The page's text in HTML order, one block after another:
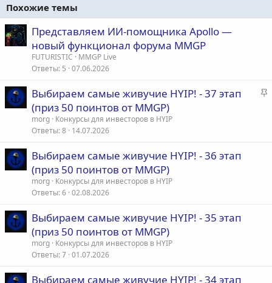
Похожие темы
Представляем ИИ-помощника Apollo —
новый функционал форума MMGP
FUTURISTIC
MMGP Live
Ответы 5 07.06.2026
З
Выбираем самые живучие HYIP! - 37 этап
(приз 50 поинтов от MMGP)
morg Конкурсы для инвесторов в HYIP
Ответы 8 14.07.2026
Выбираем самые живучие HYIP! - 36 этап
(приз 50 поинтов от MMGP)
morg Конкурсы для инвесторов в HYIP
Ответы 6 02.08.2026
Выбираем самые живучие HYIP! - 35 этап
(приз 50 поинтов от MMGP)
morg Конкурсы для инвесторов в HYIP
Ответы 7 01.07.2026
Выбираем самые живучие HYIP! - 34 этап